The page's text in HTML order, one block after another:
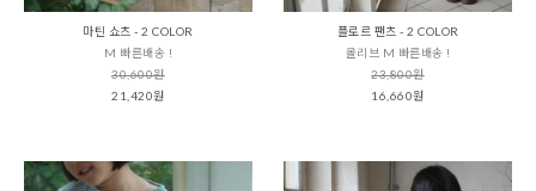
마틴 쇼츠 - 2 COLOR
M 빠른배송 !
30,600원
21,420원
플로르 팬츠 - 2 COLOR
올리브 M 빠른배송 !
23,800원
16,660원